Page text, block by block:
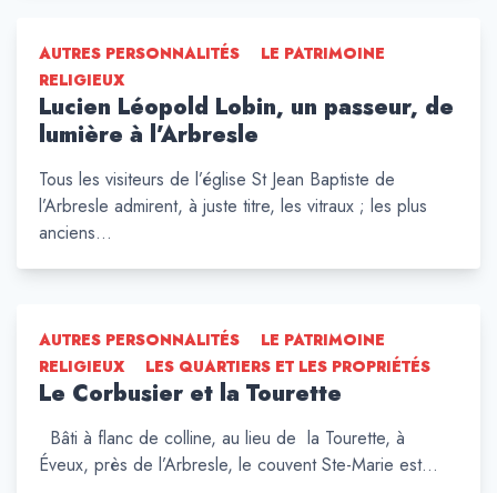
AUTRES PERSONNALITÉS
LE PATRIMOINE
RELIGIEUX
Lucien Léopold Lobin, un passeur, de
lumière à l’Arbresle
Tous les visiteurs de l’église St Jean Baptiste de
l’Arbresle admirent, à juste titre, les vitraux ; les plus
anciens…
AUTRES PERSONNALITÉS
LE PATRIMOINE
RELIGIEUX
LES QUARTIERS ET LES PROPRIÉTÉS
Le Corbusier et la Tourette
Bâti à flanc de colline, au lieu de la Tourette, à
Éveux, près de l’Arbresle, le couvent Ste-Marie est…